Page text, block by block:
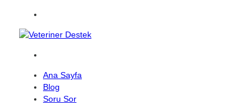
...
Ana Sayfa
Blog
Soru Sor